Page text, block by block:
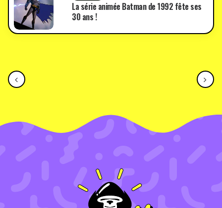
La série animée Batman de 1992 fête ses
30 ans !